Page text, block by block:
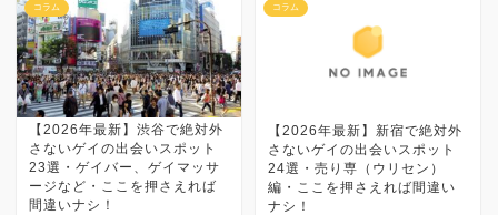
コラム
【2026年最新】渋谷で絶対外
さないゲイの出会いスポット
23選・ゲイバー、ゲイマッサ
ージなど・ここを押さえれば
間違いナシ！
コラム
【2026年最新】新宿で絶対外
さないゲイの出会いスポット
24選・売り専（ウリセン）
編・ここを押さえれば間違い
ナシ！